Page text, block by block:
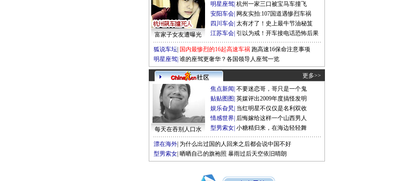
富家子女友遭曝光
明星座驾 杭州一家三口被宝马车撞飞
安阳车会 网友实拍:107国道遇惨烈车祸
四川车会 太有才了！史上最牛节油秘笈
江苏车会 引以为戒！开车接电话恐怖后果
狐说车坛 国内最惨烈的16起高速车祸 跑高速16保命注意事项
明星座驾 谁的座驾更奢华？各国领导人座驾一览
更多>>
每天在吞别人口水
焦点新闻 不要迷恋哥，哥只是一个鬼
贴贴图图 英媒评出2009年度搞怪发明
娱乐旮旯 当红明星不仅仅是名利双收
情感世界 后悔嫁给这样一个山西男人
型男索女 小糖精归来，在海边轻轻舞
漂在海外 为什么出过国的人回来之后都会说中国不好
型男索女 晒晒自己的旗袍照 暴雨过后天空依旧晴朗